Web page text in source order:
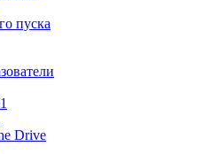
пуска
Drive